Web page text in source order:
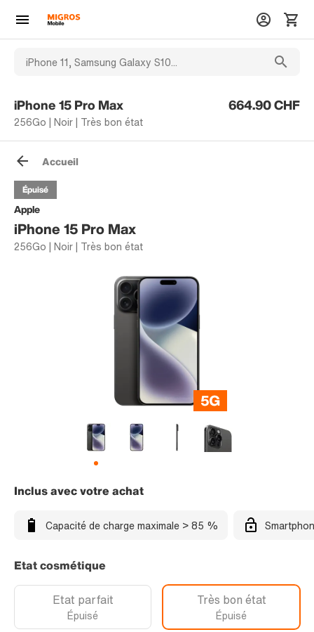
iPhone 15 Pro Max
256Go | Noir | Très bon état
664.90 CHF
Accueil
Apple
iPhone 15 Pro Max
256Go | Noir | Très bon état
Épuisé
Inclus avec votre achat
Capacité de charge maximale > 85 %
Etat cosmétique
Etat parfait
Épuisé
Très bon état
Épuisé